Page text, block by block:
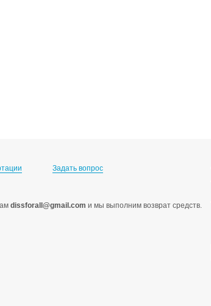
Задать вопрос
dissforall@gmail.com и мы выполним возврат средств.